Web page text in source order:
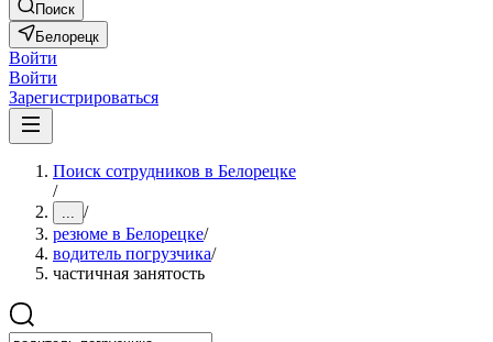
Поиск
Белорецк
Войти
Войти
Зарегистрироваться
Поиск сотрудников в Белорецке
/
... /
резюме в Белорецке/
водитель погрузчика/
частичная занятость